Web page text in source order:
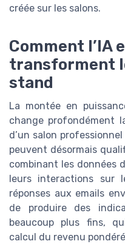
créée sur les salons.
Comment l’IA
transforment
stand
La montée en
change profondément
d’un salon
peuvent désormais
combinant les données
leurs interactions sur
réponses aux emails
de produire des
beaucoup plus fins,
calcul du revenu